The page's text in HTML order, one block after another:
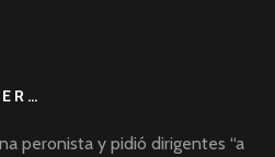
peronista y pidió dirigentes “a